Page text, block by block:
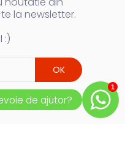
la newsletter.
:)
OK
de ajutor?
1